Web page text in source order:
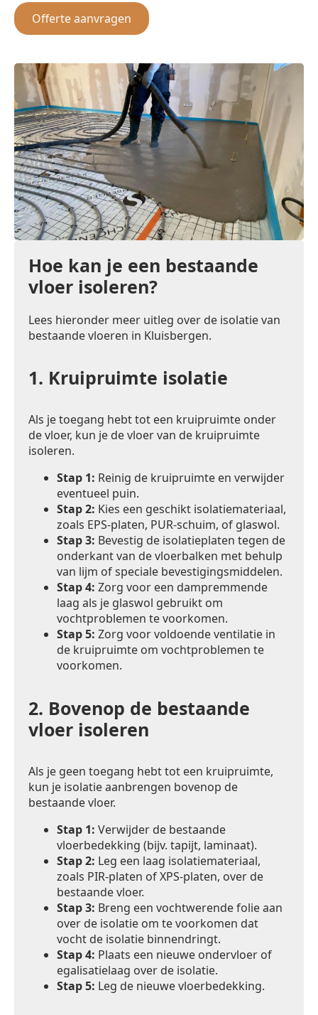
Offerte aanvragen
Hoe kan je een bestaande
vloer isoleren?
Lees hieronder meer uitleg over de isolatie van
bestaande vloeren in Kluisbergen.
1. Kruipruimte isolatie
Als je toegang hebt tot een kruipruimte onder
de vloer, kun je de vloer van de kruipruimte
isoleren.
Stap 1: Reinig de kruipruimte en verwijder
eventueel puin.
Stap 2: Kies een geschikt isolatiemateriaal,
zoals EPS-platen, PUR-schuim, of glaswol.
Stap 3: Bevestig de isolatieplaten tegen de
onderkant van de vloerbalken met behulp
van lijm of speciale bevestigingsmiddelen.
Stap 4: Zorg voor een dampremmende
laag als je glaswol gebruikt om
vochtproblemen te voorkomen.
Stap 5: Zorg voor voldoende ventilatie in
de kruipruimte om vochtproblemen te
voorkomen.
2. Bovenop de bestaande
vloer isoleren
Als je geen toegang hebt tot een kruipruimte,
kun je isolatie aanbrengen bovenop de
bestaande vloer.
Stap 1: Verwijder de bestaande
vloerbedekking (bijv. tapijt, laminaat).
Stap 2: Leg een laag isolatiemateriaal,
zoals PIR-platen of XPS-platen, over de
bestaande vloer.
Stap 3: Breng een vochtwerende folie aan
over de isolatie om te voorkomen dat
vocht de isolatie binnendringt.
Stap 4: Plaats een nieuwe ondervloer of
egalisatielaag over de isolatie.
Stap 5: Leg de nieuwe vloerbedekking.